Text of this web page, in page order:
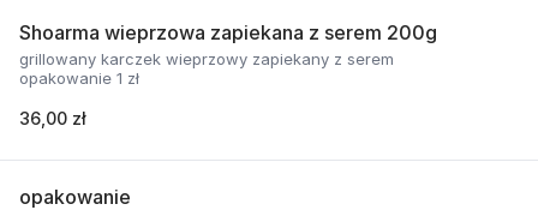
Shoarma wieprzowa zapiekana z serem 200g
grillowany karczek wieprzowy zapiekany z serem
opakowanie 1 zł
36,00 zł
opakowanie